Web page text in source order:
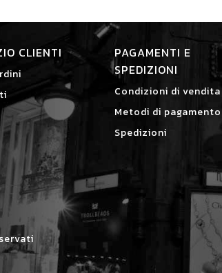
CLIENTI
PAGAMENTI E
SPEDIZIONI
Condizioni di vendita
Metodi di pagamento
Spedizioni